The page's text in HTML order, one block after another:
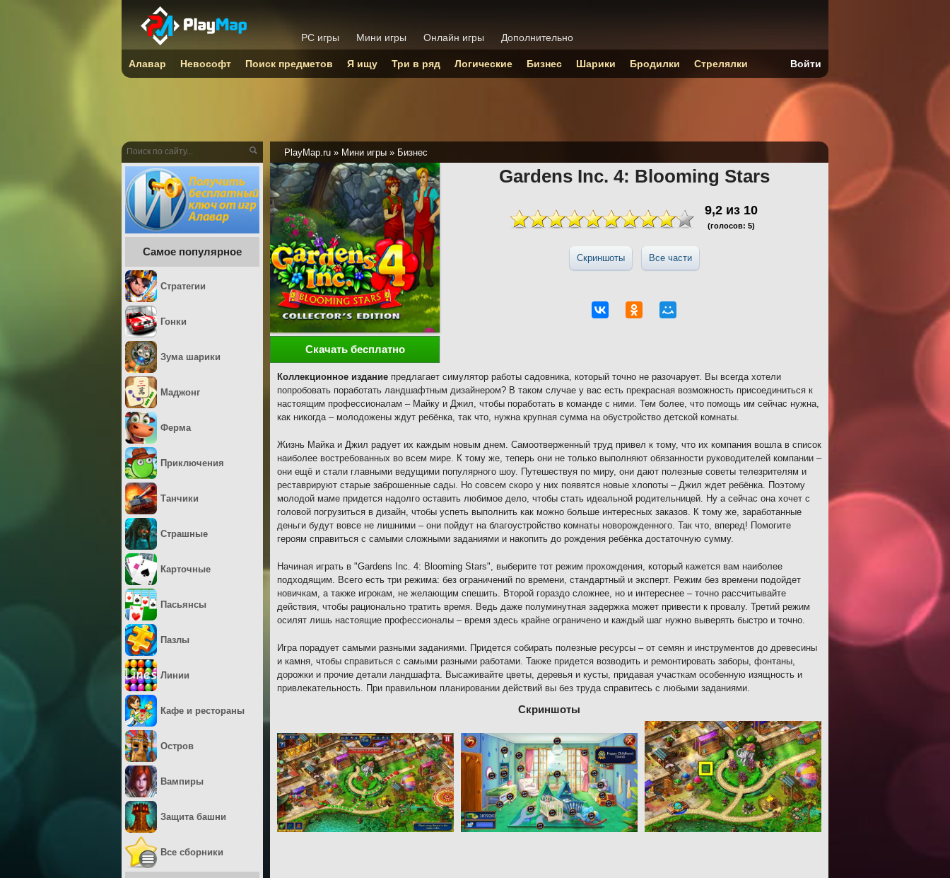
PlayMap.ru » Мини игры » Бизнес
Gardens Inc. 4: Blooming Stars
9,2 из 10
(голосов: 5)
Скриншоты Все части
Скачать бесплатно
Коллекционное издание предлагает симулятор работы садовника, который точно не разочарует. Вы всегда хотели
попробовать поработать ландшафтным дизайнером? В таком случае у вас есть прекрасная возможность присоединиться к
настоящим профессионалам – Майку и Джил, чтобы поработать в команде с ними. Тем более, что помощь им сейчас нужна,
как никогда – молодожены ждут ребёнка, так что, нужна крупная сумма на обустройство детской комнаты.
Жизнь Майка и Джил радует их каждым новым днем. Самоотверженный труд привел к тому, что их компания вошла в список
наиболее востребованных во всем мире. К тому же, теперь они не только выполняют обязанности руководителей компании –
они ещё и стали главными ведущими популярного шоу. Путешествуя по миру, они дают полезные советы телезрителям и
реставрируют старые заброшенные сады. Но совсем скоро у них появятся новые хлопоты – Джил ждет ребёнка. Поэтому
молодой маме придется надолго оставить любимое дело, чтобы стать идеальной родительницей. Ну а сейчас она хочет с
головой погрузиться в дизайн, чтобы успеть выполнить как можно больше интересных заказов. К тому же, заработанные
деньги будут вовсе не лишними – они пойдут на благоустройство комнаты новорожденного. Так что, вперед! Помогите
героям справиться с самыми сложными заданиями и накопить до рождения ребёнка достаточную сумму.
Начиная играть в "Gardens Inc. 4: Blooming Stars", выберите тот режим прохождения, который кажется вам наиболее
подходящим. Всего есть три режима: без ограничений по времени, стандартный и эксперт. Режим без времени подойдет
новичкам, а также игрокам, не желающим спешить. Второй гораздо сложнее, но и интереснее – точно рассчитывайте
действия, чтобы рационально тратить время. Ведь даже полуминутная задержка может привести к провалу. Третий режим
осилят лишь настоящие профессионалы – время здесь крайне ограничено и каждый шаг нужно выверять быстро и точно.
Игра порадует самыми разными заданиями. Придется собирать полезные ресурсы – от семян и инструментов до древесины
и камня, чтобы справиться с самыми разными работами. Также придется возводить и ремонтировать заборы, фонтаны,
дорожки и прочие детали ландшафта. Высаживайте цветы, деревья и кусты, придавая участкам особенную изящность и
привлекательность. При правильном планировании действий вы без труда справитесь с любыми заданиями.
Скриншоты
Самое популярное
Стратегии
Гонки
Зума шарики
Маджонг
Ферма
Приключения
Танчики
Страшные
Карточные
Пасьянсы
Пазлы
Линии
Кафе и рестораны
Остров
Вампиры
Защита башни
Все сборники
PC игры Мини игры Онлайн игры Дополнительно
Алавар Невософт Поиск предметов Я ищу Три в ряд Логические Бизнес Шарики Бродилки Стрелялки Войти